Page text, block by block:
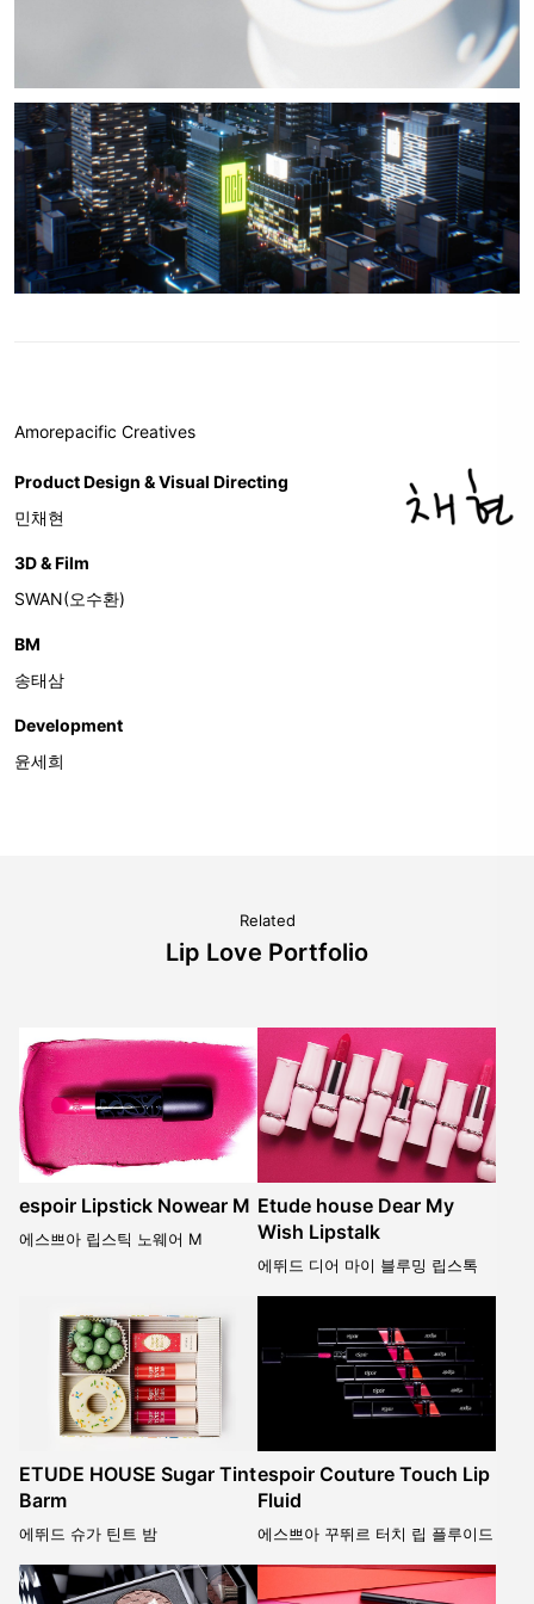
Amorepacific Creatives
Product Design & Visual Directing
민채현
3D & Film
SWAN(오수환)
BM
송태삼
Development
윤세희
Related
Lip Love Portfolio
espoir Lipstick Nowear M
에스쁘아 립스틱 노웨어 M
Etude house Dear My
Wish Lipstalk
에뛰드 디어 마이 블루밍 립스톡
ETUDE HOUSE Sugar Tint
Barm
에뛰드 슈가 틴트 밤
espoir Couture Touch Lip
Fluid
에스쁘아 꾸뛰르 터치 립 플루이드